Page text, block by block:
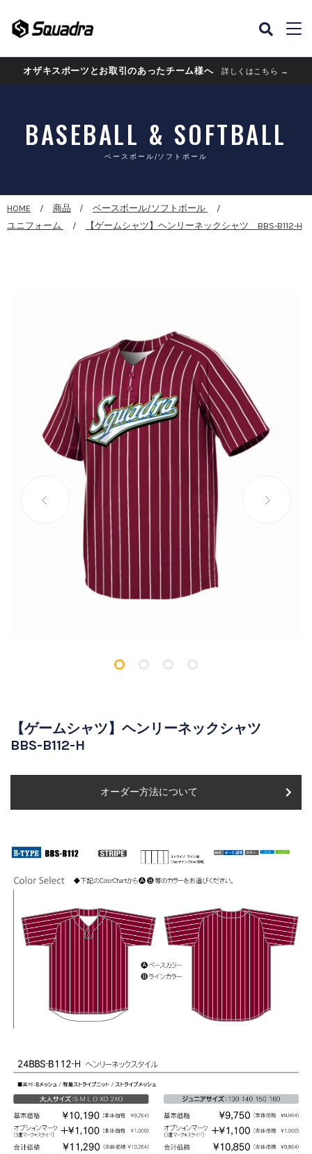
オザキスポーツとお取引のあったチーム様へ 詳しくはこちら →
BASEBALL & SOFTBALL
ベースボール/ソフトボール
HOME 商品
ベースボール/ソフトボール
ユニフォーム
【ゲームシャツ】ヘンリーネックシャツ BBS-B112-H
【ゲームシャツ】ヘンリーネックシャツ
BBS-B112-H
オーダー方法について